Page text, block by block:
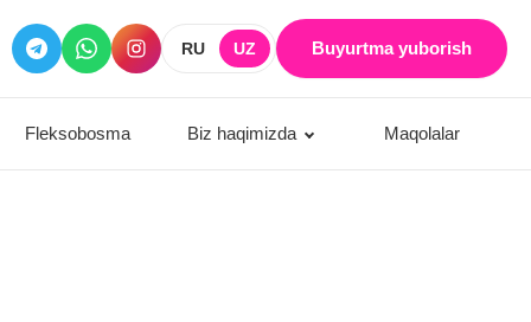
RU UZ Buyurtma yuborish
Fleksobosma Biz haqimizda Maqolalar